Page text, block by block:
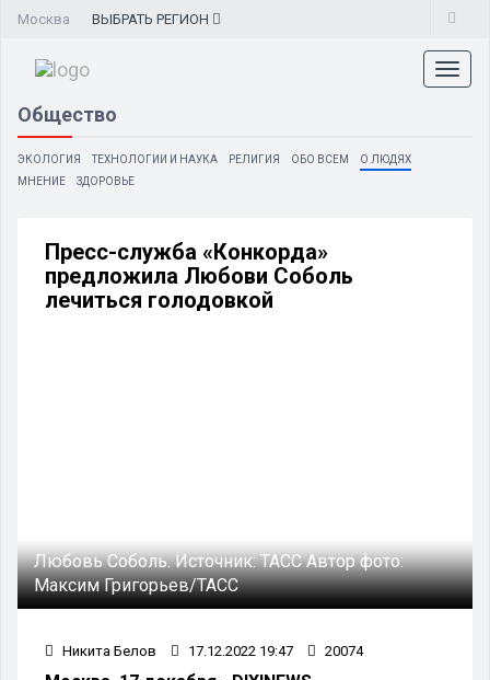
Москва ВЫБРАТЬ РЕГИОН
Общество
ЭКОЛОГИЯ ТЕХНОЛОГИИ И НАУКА РЕЛИГИЯ ОБО ВСЕМ
О ЛЮДЯХ
МНЕНИЕ
ЗДОРОВЬЕ
Пресс-служба «Конкорда»
предложила Любови Соболь
лечиться голодовкой
Любовь Соболь.Источник:ТАССАвтор фото:
Максим Григорьев/ТАСС
Никита Белов 17.12.2022 19:47 20074